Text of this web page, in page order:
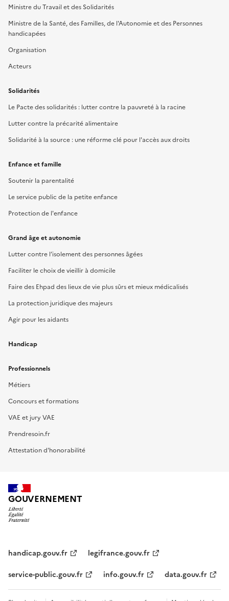
Ministre du Travail et des Solidarités
Ministre de la Santé, des Familles, de l'Autonomie et des Personnes
handicapées
Organisation
Acteurs
Solidarités
Le Pacte des solidarités : lutter contre la pauvreté à la racine
Lutter contre la précarité alimentaire
Solidarité à la source : une réforme clé pour l'accès aux droits
Enfance et famille
Soutenir la parentalité
Le service public de la petite enfance
Protection de l'enfance
Grand âge et autonomie
Lutter contre l’isolement des personnes âgées
Faciliter le choix de vieillir à domicile
Faire des Ehpad des lieux de vie plus sûrs et mieux médicalisés
La protection juridique des majeurs
Agir pour les aidants
Handicap
Professionnels
Métiers
Concours et formations
VAE et jury VAE
Prendresoin.fr
Attestation d'honorabilité
GOUVERNEMENT
handicap.gouv.fr
legifrance.gouv.fr
service-public.gouv.fr
info.gouv.fr data.gouv.fr